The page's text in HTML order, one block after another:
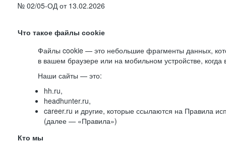
№ 02/05-ОД от 13.02.2026
Что такое файлы cookie
Файлы cookie — это небольшие фрагменты данных,
в вашем браузере или на мобильном устройстве,
Наши сайты — это:
hh.ru,
headhunter.ru,
career.ru и другие, которые ссылаются на Правила
(далее — «Правила»)
Кто мы